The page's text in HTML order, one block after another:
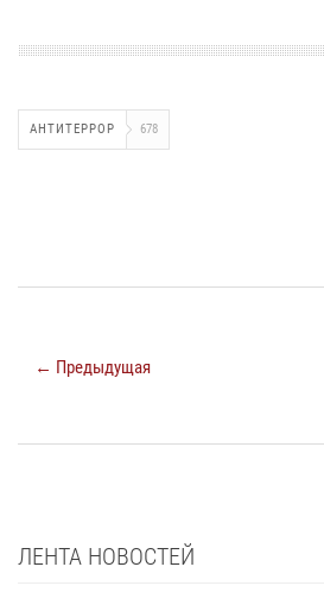
АНТИТЕРРОР 678
← Предыдущая
ЛЕНТА НОВОСТЕЙ